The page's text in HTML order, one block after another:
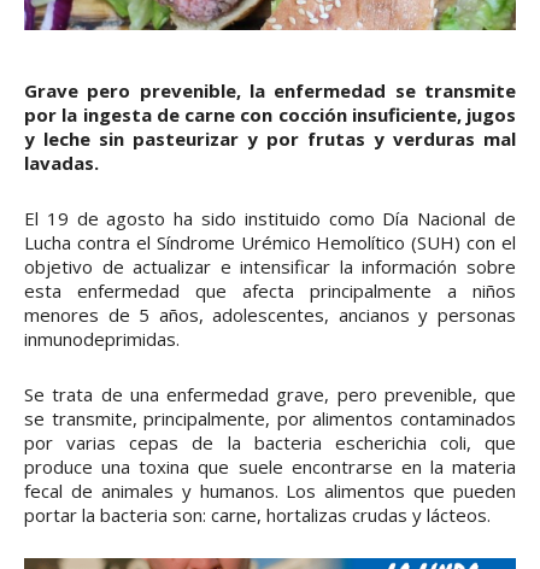
Grave pero prevenible, la enfermedad se transmite
por la ingesta de carne con cocción insuficiente, jugos
y leche sin pasteurizar y por frutas y verduras mal
lavadas.
El 19 de agosto ha sido instituido como Día Nacional de
Lucha contra el Síndrome Urémico Hemolítico (SUH) con el
objetivo de actualizar e intensificar la información sobre
esta enfermedad que afecta principalmente a niños
menores de 5 años, adolescentes, ancianos y personas
inmunodeprimidas.
Se trata de una enfermedad grave, pero prevenible, que
se transmite, principalmente, por alimentos contaminados
por varias cepas de la bacteria escherichia coli, que
produce una toxina que suele encontrarse en la materia
fecal de animales y humanos. Los alimentos que pueden
portar la bacteria son: carne, hortalizas crudas y lácteos.